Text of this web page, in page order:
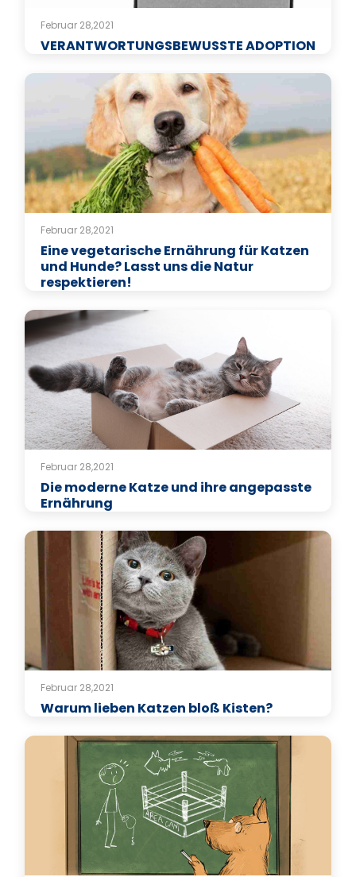
Februar 28,2021
VERANTWORTUNGSBEWUSSTE ADOPTION
Februar 28,2021
Eine vegetarische Ernährung für Katzen
und Hunde? Lasst uns die Natur
respektieren!
Februar 28,2021
Die moderne Katze und ihre angepasste
Ernährung
Februar 28,2021
Warum lieben Katzen bloß Kisten?